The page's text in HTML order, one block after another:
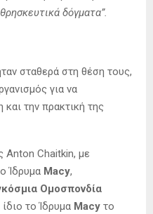
δόγματα”.
σταθερά στη θέση τους,
για να
την πρακτική της
Anton Chaitkin, με
Ίδρυμα Macy,
Ομοσπονδία
το Ίδρυμα Macy το